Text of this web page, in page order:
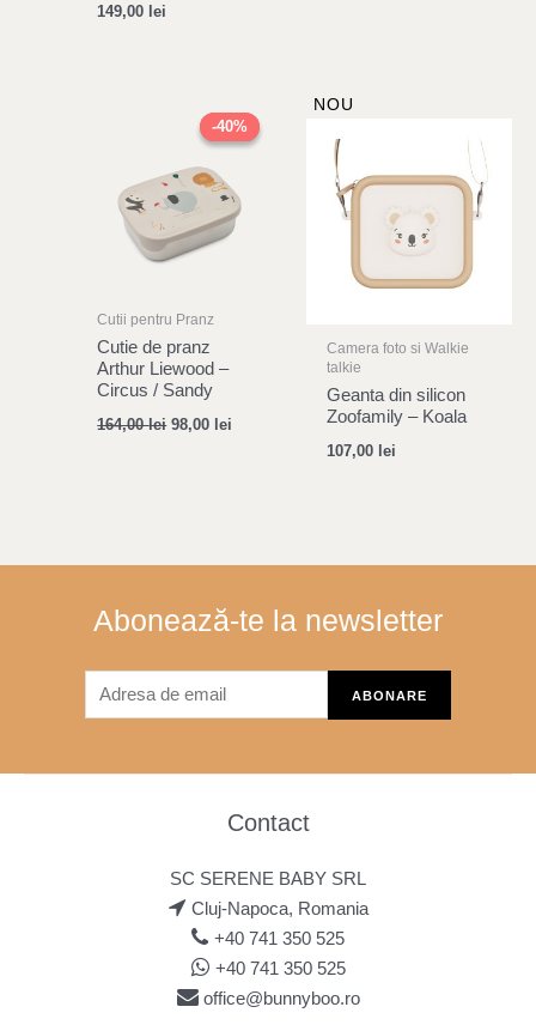
149,00 lei
-40%
-40%
Cutii pentru Pranz
Cutie de pranz
Arthur Liewood –
Circus / Sandy
164,00lei
price
was:
98,00 lei
price
is:
NOU
Camera foto si Walkie
talkie
Geanta din silicon
Zoofamily – Koala
107,00 lei
Abonează-te la newsletter
Contact
SC SERENE BABY SRL
Cluj-Napoca, Romania
+40 741 350 525
+40 741 350 525
office@bunnyboo.ro